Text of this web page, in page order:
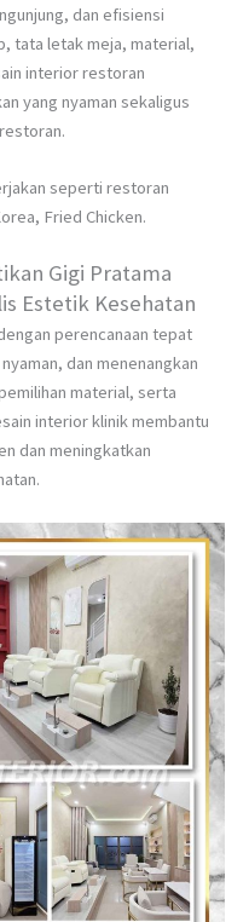
dan efisiensi
tata letak meja, material,
interior restoran
yang nyaman sekaligus
seperti restoran
Fried Chicken.
Gigi Pratama
Estetik Kesehatan
perencanaan tepat
dan menenangkan
material, serta
interior klinik membantu
dan meningkatkan